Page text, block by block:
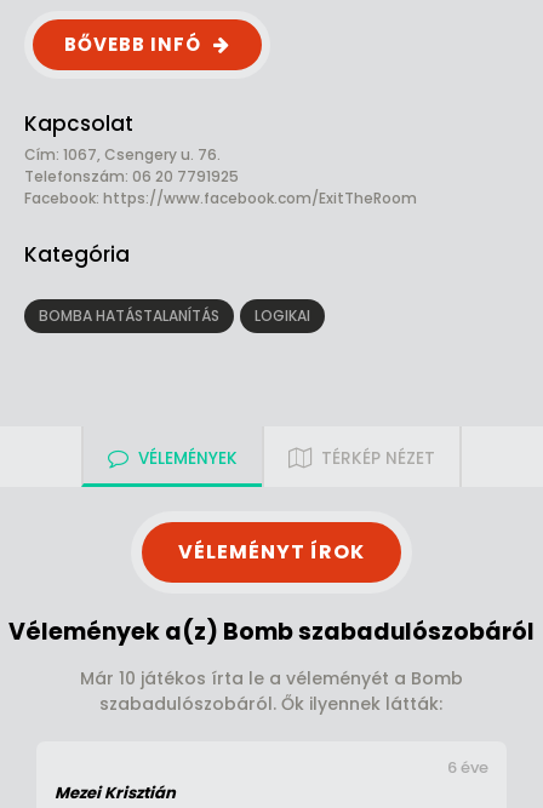
BŐVEBB INFÓ
Kapcsolat
Cím: 1067, Csengery u. 76.
Telefonszám: 06 20 7791925
Facebook: https://www.facebook.com/ExitTheRoom
Kategória
BOMBA HATÁSTALANÍTÁS LOGIKAI
VÉLEMÉNYEK TÉRKÉP NÉZET
VÉLEMÉNYT ÍROK
Vélemények a(z) Bomb szabadulószobáról
Már 10 játékos írta le a véleményét a Bomb
szabadulószobáról. Ők ilyennek látták:
Mezei Krisztián
6 éve